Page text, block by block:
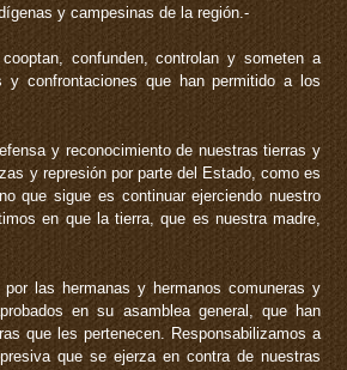
y campesinas de la región.-
confunden, controlan y someten a
y confrontaciones que han permitido a los
y reconocimiento de nuestras tierras y
y represión por parte del Estado, como es
que sigue es continuar ejerciendo nuestro
en que la tierra, que es nuestra madre,
las hermanas y hermanos comuneras y
en su asamblea general, que han
que les pertenecen. Responsabilizamos a
que se ejerza en contra de nuestras